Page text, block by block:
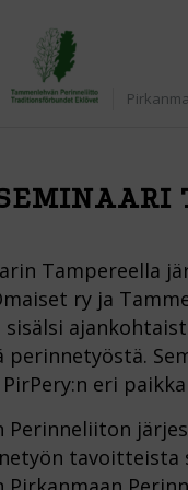
Tampereella
ry ja
sisälsi
perinnetyöstä.
eri
Perinneliiton
tavoitteista